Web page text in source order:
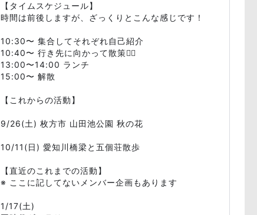
【タイムスケジュール】
時間は前後しますが、ざっくりとこんな感じです！
10:30〜 集合してそれぞれ自己紹介
10:40〜 行き先に向かって散策🚶‍♀
13:00〜14:00 ランチ
15:00〜 解散
【これからの活動】
9/26(土) 枚方市 山田池公園 秋の花
10/11(日) 愛知川橋梁と五個荘散歩
【直近のこれまでの活動】
※ ここに記してないメンバー企画もあります
1/17(土)